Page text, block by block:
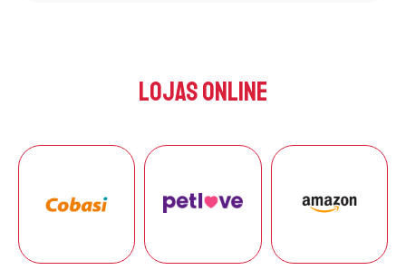
Lojas Online